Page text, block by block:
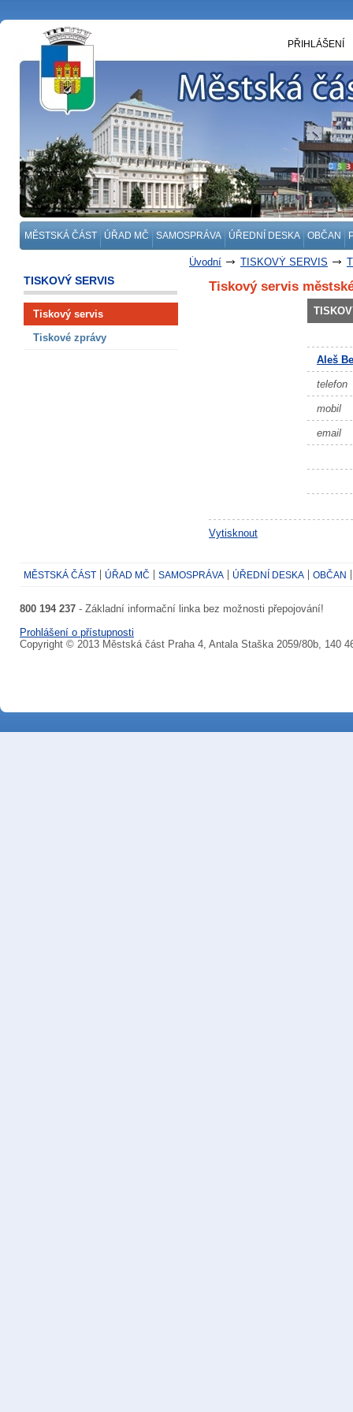
MĚSTSKÁ ČÁST ÚŘAD MČ SAMOSPRÁVA ÚŘEDNÍ DESKA OBČAN
PŘIHLÁŠENÍ
Úvodní TISKOVÝ SERVIS
TISKOVÝ SERVIS
Tiskový servis
Tiskové zprávy
Tiskový servis
Aleš
telefon
mobil
email
Vytisknout
MĚSTSKÁ ČÁST ÚŘAD MČ SAMOSPRÁVA ÚŘEDNÍ DESKA OBČAN
800 194 237 - Základní informační linka bez možnosti přepojování!
Prohlášení o přístupnosti
Copyright © 2013 Městská část Praha 4, Antala Staška 2059/80b, 140